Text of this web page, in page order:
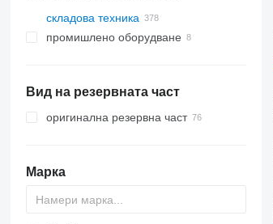
складова техника
мотокари
електрокари
газокари
контейнерни товарачи
ричтраци
промишлено оборудване
Вид на резервната част
оригинална резервна част
Марка